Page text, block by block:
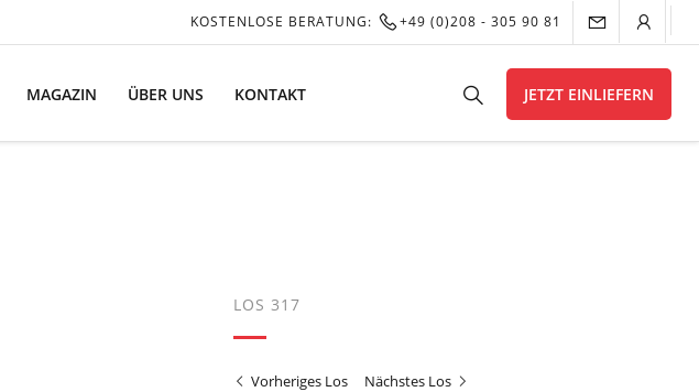
KOSTENLOSE BERATUNG: +49 (0)208 - 305 90 81
MAGAZIN ÜBER UNS KONTAKT JETZT EINLIEFERN
LOS 317
Vorheriges Los Nächstes Los